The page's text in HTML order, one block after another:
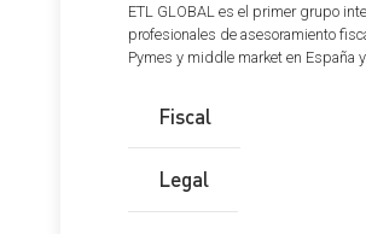
ETL GLOBAL es el primer grupo
profesionales de asesoramiento
Pymes y middle market en España
Fiscal
Legal